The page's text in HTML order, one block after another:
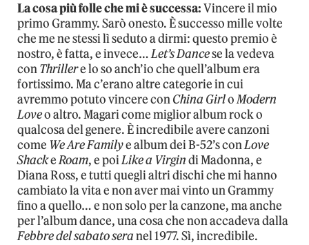
La cosa più folle che mi è successa:Vincere il mio
primo Grammy. Sarò onesto. È successo mille volte
che me ne stessi lì seduto a dirmi: questo premio è
nostro, è fatta, e invece…Let’s Dancese la vedeva
conThrillere lo so anch’io che quell’album era
fortissimo. Ma c’erano altre categorie in cui
avremmo potuto vincere conChina GirloModern
Loveo altro. Magari come miglior album rock o
qualcosa del genere. È incredibile avere canzoni
come We Are Familye album dei B-52’s conLove
ShackeRoam, e poiLike a Virgindi Madonna, e
Diana Ross, e tutti quegli altri dischi che mi hanno
cambiato la vita e non aver mai vinto un Grammy
fino a quello… e non solo per la canzone, ma anche
per l’album dance, una cosa che non accadeva dalla
Febbre del sabato seranel 1977. Sì, incredibile.